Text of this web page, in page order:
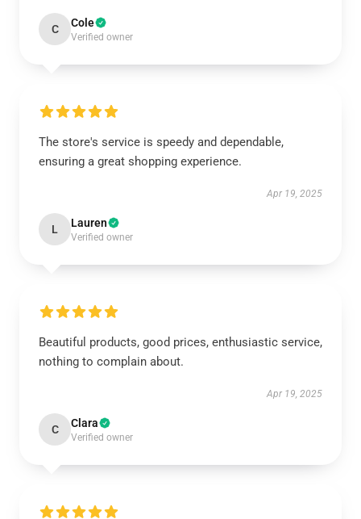
C Cole
Verified owner
The store's service is speedy and dependable,
ensuring a great shopping experience.
Apr 19, 2025
L Lauren
Verified owner
Beautiful products, good prices, enthusiastic service,
nothing to complain about.
Apr 19, 2025
C Clara
Verified owner